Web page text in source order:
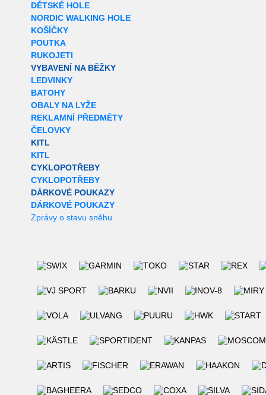
DĚTSKÉ HOLE
NORDIC WALKING HOLE
KOŠÍČKY
POUTKA
RUKOJETI
VYBAVENÍ NA BĚŽKY
LEDVINKY
BATOHY
OBALY NA LYŽE
REKLAMNÍ PŘEDMĚTY
ČELOVKY
KITL
KITL
CYKLOPOTŘEBY
CYKLOPOTŘEBY
DÁRKOVÉ POUKAZY
DÁRKOVÉ POUKAZY
Zprávy o stavu sněhu